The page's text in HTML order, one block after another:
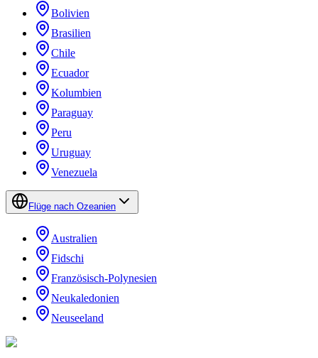
Bolivien
Brasilien
Chile
Ecuador
Kolumbien
Paraguay
Peru
Uruguay
Venezuela
Flüge nach Ozeanien
Australien
Fidschi
Französisch-Polynesien
Neukaledonien
Neuseeland